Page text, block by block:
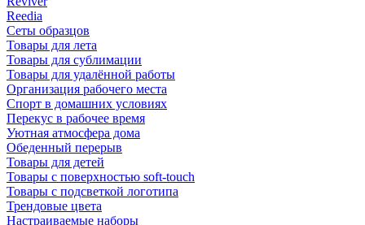
Reedia
Сеты образцов
Товары для лета
Товары для сублимации
Товары для удалённой работы
Организация рабочего места
Спорт в домашних условиях
Перекус в рабочее время
Уютная атмосфера дома
Обеденный перерыв
Товары для детей
Товары с поверхностью soft-touch
Товары с подсветкой логотипа
Трендовые цвета
Настраиваемые наборы